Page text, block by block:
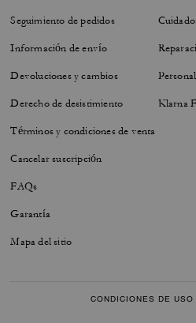
Seguimiento de pedidos
Información de envío
Devoluciones y cambios
Derecho de desistimiento
Términos y condiciones de venta
Cancelar suscripción
FAQs
Garantía
Mapa del sitio
Klarna
CONDICIONES DE USO